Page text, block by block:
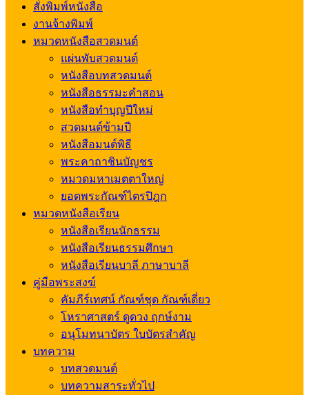
สั่งพิมพ์หนังสือ
งานจ้างพิมพ์
หมวดหนังสือสวดมนต์
แผ่นพับสวดมนต์
หนังสือบทสวดมนต์
หนังสือธรรมะคำสอน
หนังสือทำบุญปีใหม่
สวดมนต์ข้ามปี
หนังสือมนต์พิธี
พระคาถาชินบัญชร
หมวดมหาเมตตาใหญ่
ยอดพระกัณฑ์ไตรปิฎก
หมวดหนังสือเรียน
หนังสือเรียนนักธรรม
หนังสือเรียนธรรมศึกษา
หนังสือเรียนบาลี ภาษาบาลี
คู่มือพระสงฆ์
คัมภีร์เทศน์ กัณฑ์ชุด กัณฑ์เดี่ยว
โหราศาสตร์ ดูดวง ฤกษ์งาม
อนุโมทนาบัตร ใบบัตรสำคัญ
บทความ
บทสวดมนต์
บทความสาระทั่วไป